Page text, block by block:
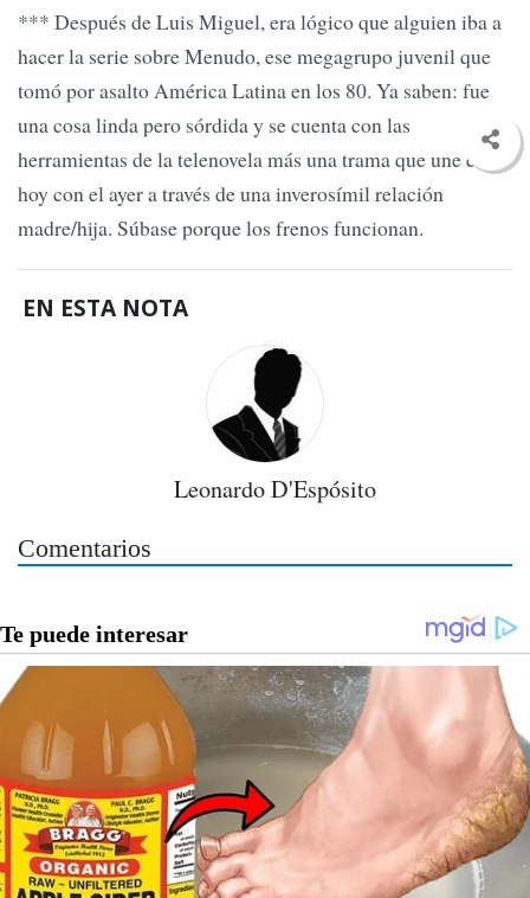
*** Después de Luis Miguel, era lógico que alguien iba a
hacer la serie sobre Menudo, ese megagrupo juvenil que
tomó por asalto América Latina en los 80. Ya saben: fue
una cosa linda pero sórdida y se cuenta con las
herramientas de la telenovela más una trama que une el
hoy con el ayer a través de una inverosímil relación
madre/hija. Súbase porque los frenos funcionan.
EN ESTA NOTA
Leonardo D'Espósito
Comentarios